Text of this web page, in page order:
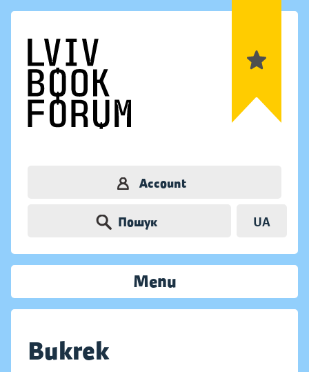
Account
Пошук UA
Menu
Bukrek